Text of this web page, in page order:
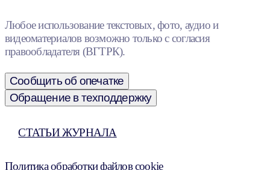
Любое использование текстовых, фото, аудио и
видеоматериалов возможно только с согласия
правообладателя (ВГТРК).
Сообщить об опечатке
Обращение в техподдержку
СТАТЬИ ЖУРНАЛА
Политика обработки файлов cookie